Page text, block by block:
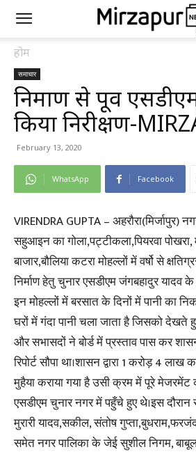
होम
समाचार
निर्माण से पूर्व
किया निरीक्षण-
February 13, 2020
WhatsApp Facebook
VIRENDRA GUPTA – अहरौरा(मिर्जापुर)
सहुआइन का गोला,पट्टीकला,पियरवा पोखरा,
बाजार,बौलिया कटरा मोहल्लों में वर्षो से
निर्माण हेतु चुनार एसडीएम जंगबहादुर यादव के
इन मोहल्लों में बरसात के दिनों में पानी का
घरों में गंदा पानी चला जाता है जिसको देखते
और सभासदों ने बोर्ड में प्रस्ताव पास कर
रिपोर्ट सौपा था।शासन द्वारा 1 करोड़ 4
मुहैया कराया गया है उसी क्रम में पूरे
एसडीएम चुनार नगर में पहुँचे हुए थे।इस
मुरारी यादव,सकील, संतोष
समेत नगर पालिका के जेई सुशील निगम,